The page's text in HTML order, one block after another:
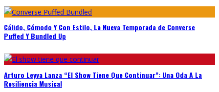
Cálido, Cómodo Y Con Estilo, La Nueva Temporada de Converse
Puffed Y Bundled Up
Arturo Leyva Lanza “El Show Tiene Que Continuar”: Una Oda A La
Resiliencia Musical